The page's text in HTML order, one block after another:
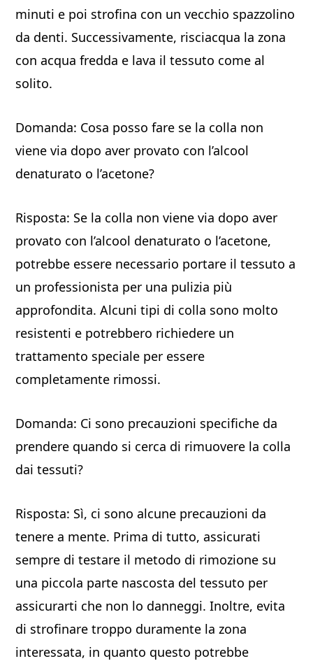
minuti e poi strofina con un vecchio spazzolino
da denti. Successivamente, risciacqua la zona
con acqua fredda e lava il tessuto come al
solito.
Domanda: Cosa posso fare se la colla non
viene via dopo aver provato con l’alcool
denaturato o l’acetone?
Risposta: Se la colla non viene via dopo aver
provato con l’alcool denaturato o l’acetone,
potrebbe essere necessario portare il tessuto a
un professionista per una pulizia più
approfondita. Alcuni tipi di colla sono molto
resistenti e potrebbero richiedere un
trattamento speciale per essere
completamente rimossi.
Domanda: Ci sono precauzioni specifiche da
prendere quando si cerca di rimuovere la colla
dai tessuti?
Risposta: Sì, ci sono alcune precauzioni da
tenere a mente. Prima di tutto, assicurati
sempre di testare il metodo di rimozione su
una piccola parte nascosta del tessuto per
assicurarti che non lo danneggi. Inoltre, evita
di strofinare troppo duramente la zona
interessata, in quanto questo potrebbe